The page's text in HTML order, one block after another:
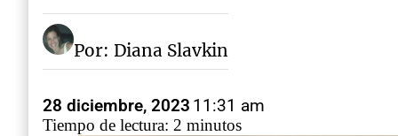
Por: Diana Slavkin
28 diciembre, 2023 11:31 am
Tiempo de lectura: 2 minutos